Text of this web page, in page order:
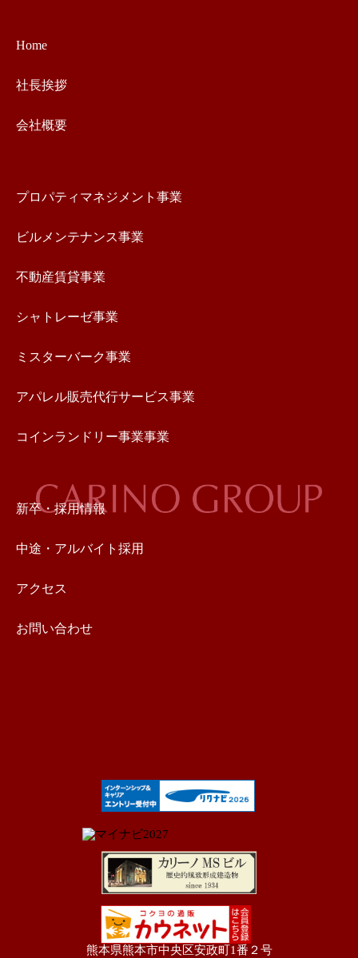
Home
社長挨拶
会社概要
プロパティマネジメント事業
ビルメンテナンス事業
不動産賃貸事業
シャトレーゼ事業
ミスターバーク事業
アパレル販売代行サービス事業
コインランドリー事業事業
新卒・採用情報
中途・アルバイト採用
アクセス
お問い合わせ
熊本県熊本市中央区安政町1番２号